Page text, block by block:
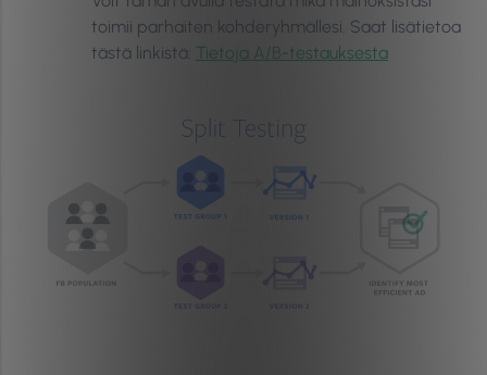
toimii parhaiten kohderyhmällesi. Saat lisätietoa
tästä linkistä: Tietoja A/B-testauksesta